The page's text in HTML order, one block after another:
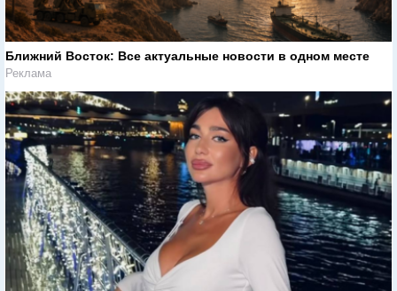
Ближний Восток: Все актуальные новости в одном месте
Реклама